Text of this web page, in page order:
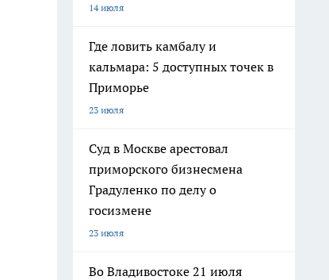
14 июля
Где ловить камбалу и
кальмара: 5 доступных точек в
Приморье
23 июля
Суд в Москве арестовал
приморского бизнесмена
Градуленко по делу о
госизмене
23 июля
Во Владивостоке 21 июля